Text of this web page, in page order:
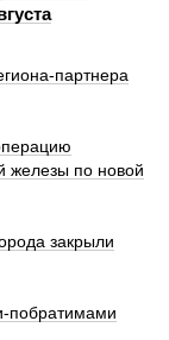
партнера
железы по новой
закрыли
побратимами